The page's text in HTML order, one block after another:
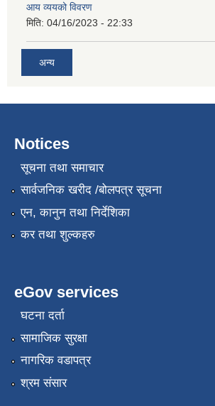
आय व्ययको विवरण
मिति: 04/16/2023 - 22:33
अन्य
Notices
सूचना तथा समाचार
सार्वजनिक खरीद /बोलपत्र सूचना
एन, कानुन तथा निर्देशिका
कर तथा शुल्कहरु
eGov services
घटना दर्ता
सामाजिक सुरक्षा
नागरिक वडापत्र
श्रम संसार